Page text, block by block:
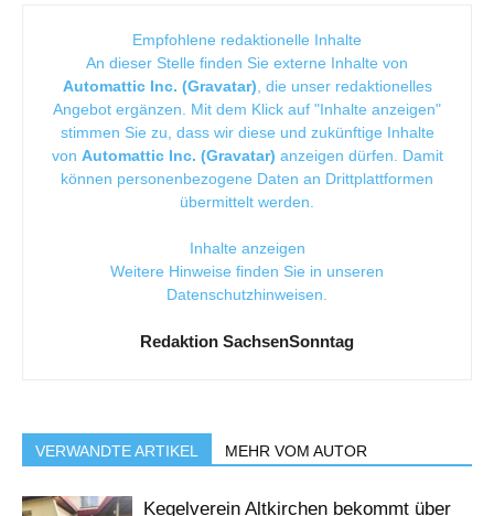
Empfohlene redaktionelle Inhalte
An dieser Stelle finden Sie externe Inhalte von
Automattic Inc. (Gravatar) , die unser redaktionelles
Angebot ergänzen. Mit dem Klick auf "Inhalte anzeigen"
stimmen Sie zu, dass wir diese und zukünftige Inhalte
von Automattic Inc. (Gravatar) anzeigen dürfen. Damit
können personenbezogene Daten an Drittplattformen
übermittelt werden.
Inhalte anzeigen
Weitere Hinweise finden Sie in unseren
Datenschutzhinweisen
Redaktion SachsenSonntag
VERWANDTE ARTIKEL MEHR VOM AUTOR
Kegelverein Altkirchen bekommt über